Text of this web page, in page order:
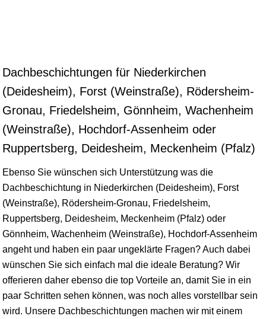
Dachbeschichtungen für Niederkirchen
(Deidesheim), Forst (Weinstraße), Rödersheim-
Gronau, Friedelsheim, Gönnheim, Wachenheim
(Weinstraße), Hochdorf-Assenheim oder
Ruppertsberg, Deidesheim, Meckenheim (Pfalz)
Ebenso Sie wünschen sich Unterstützung was die
Dachbeschichtung in Niederkirchen (Deidesheim), Forst
(Weinstraße), Rödersheim-Gronau, Friedelsheim,
Ruppertsberg, Deidesheim, Meckenheim (Pfalz) oder
Gönnheim, Wachenheim (Weinstraße), Hochdorf-Assenheim
angeht und haben ein paar ungeklärte Fragen? Auch dabei
wünschen Sie sich einfach mal die ideale Beratung? Wir
offerieren daher ebenso die top Vorteile an, damit Sie in ein
paar Schritten sehen können, was noch alles vorstellbar sein
wird. Unsere Dachbeschichtungen machen wir mit einem